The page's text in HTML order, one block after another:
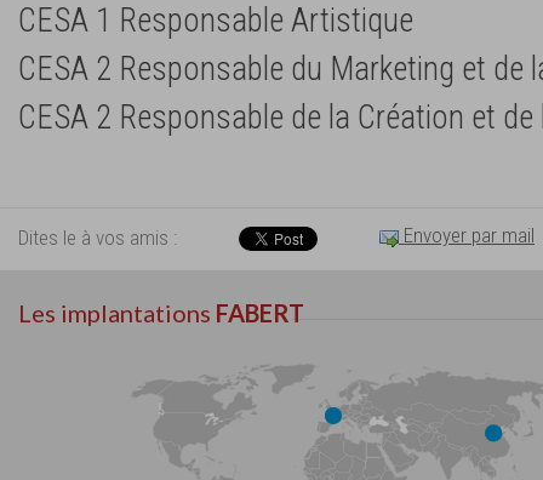
CESA 1 Responsable Artistique
CESA 2 Responsable du Marketing et de
CESA 2 Responsable de la Création et
Dites le à vos amis : Envoyer par mail
Les implantations FABERT